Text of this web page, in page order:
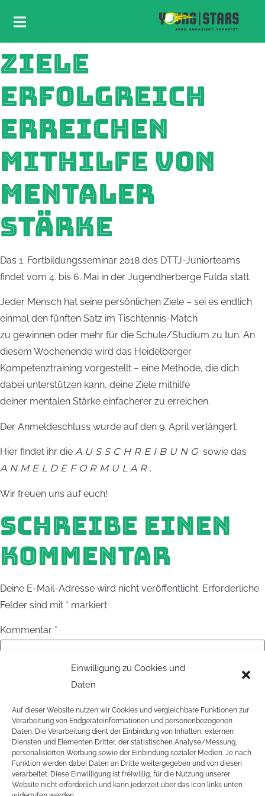
Einwilligung zu Cookies und
Daten
Auf dieser Website nutzen wir Cookies und vergleichbare Funktionen zur
Verarbeitung von Endgeräteinformationen und personenbezogenen
Daten. Die Verarbeitung dient der Einbindung von Inhalten, externen
Diensten und Elementen Dritter, der statistischen Analyse/Messung,
personalisierten Werbung sowie der Einbindung sozialer Medien. Je nach
Funktion werden dabei Daten an Dritte weitergegeben und von diesen
verarbeitet. Diese Einwilligung ist freiwillig, für die Nutzung unserer
Website nicht erforderlich und kann jederzeit über das Icon links unten
ZIELE
ERFOLGREICH
ERREICHEN
MITHILFE VON
MENTALER
STÄRKE
Das 1. Fortbildungsseminar 2018 des DTTJ-Juniorteams
findet vom 4. bis 6. Mai in der Jugendherberge Fulda statt.
Jeder Mensch hat seine persönlichen Ziele – sei es endlich
einmal den fünften Satz im Tischtennis-Match
zu gewinnen oder mehr für die Schule/Studium zu tun. An
diesem Wochenende wird das Heidelberger
Kompetenztraining vorgestellt – eine Methode, die dich
dabei unterstützen kann, deine Ziele mithilfe
deiner mentalen Stärke einfacherer zu erreichen.
Der Anmeldeschluss wurde auf den 9. April verlängert.
Hier findet ihr die AUSSCHREIBUNG sowie das
ANMELDEFORMULAR .
Wir freuen uns auf euch!
SCHREIBE EINEN
KOMMENTAR
Deine E-Mail-Adresse wird nicht veröffentlicht. Erforderliche
Felder sind mit * markiert
Kommentar *
Name*